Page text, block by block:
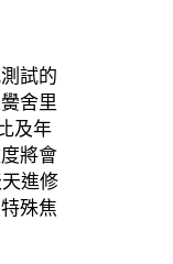
試的
舍里
及年
將會
進修
殊焦